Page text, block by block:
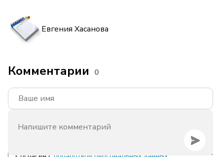
Евгения Хасанова
Комментарии 0